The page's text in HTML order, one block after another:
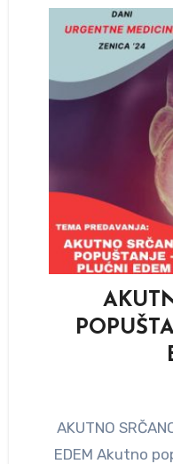
AKUTNO SRČANO POPUŠTANJE – PLUĆNI
EDEM Akutno